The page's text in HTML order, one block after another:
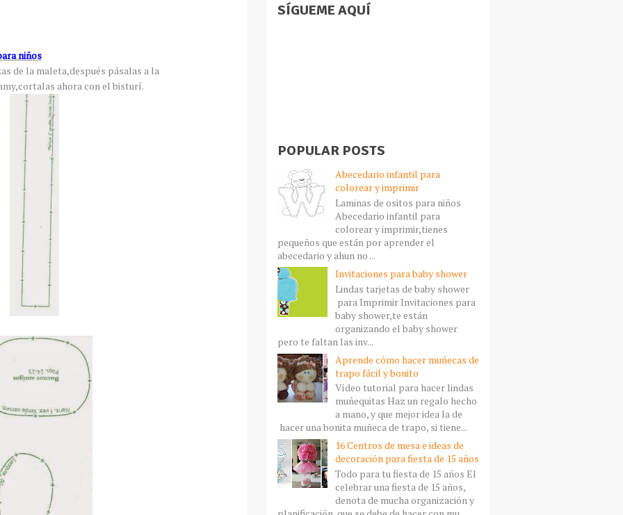
niños
de la maleta,después pásalas a la
ahora con el bisturí.
SÍGUEME AQUÍ
POPULAR POSTS
Abecedario infantil para
colorear y imprimir
Laminas de ositos para niños
Abecedario infantil para
colorear y imprimir,tienes
pequeños que están por aprender el
abecedario y ahun no ...
Invitaciones para baby shower
Lindas tarjetas de baby shower
para Imprimir Invitaciones para
baby shower,te están
organizando el baby shower
pero te faltan las inv...
Aprende cómo hacer muñecas de
trapo fácil y bonito
Vídeo tutorial para hacer lindas
muñequitas Haz un regalo hecho
a mano, y que mejor idea la de
hacer una bonita muñeca de trapo, si tiene...
16 Centros de mesa e ideas de
decoración para fiesta de 15 años
Todo para tu fiesta de 15 años El
celebrar una fiesta de 15 años,
denota de mucha organización y